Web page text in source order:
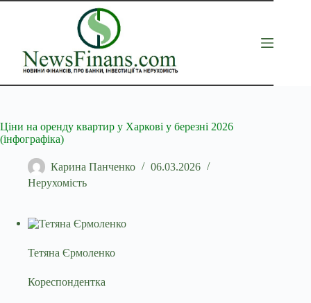
Перейти
Ціни на оренду квартир у Харкові у березні 2026
(інфографіка)
Карина Панченко
06.03.2026
Нерухомість
Тетяна Єрмоленко
Кореспондентка